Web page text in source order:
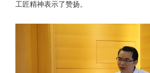
工匠精神表示了赞扬。